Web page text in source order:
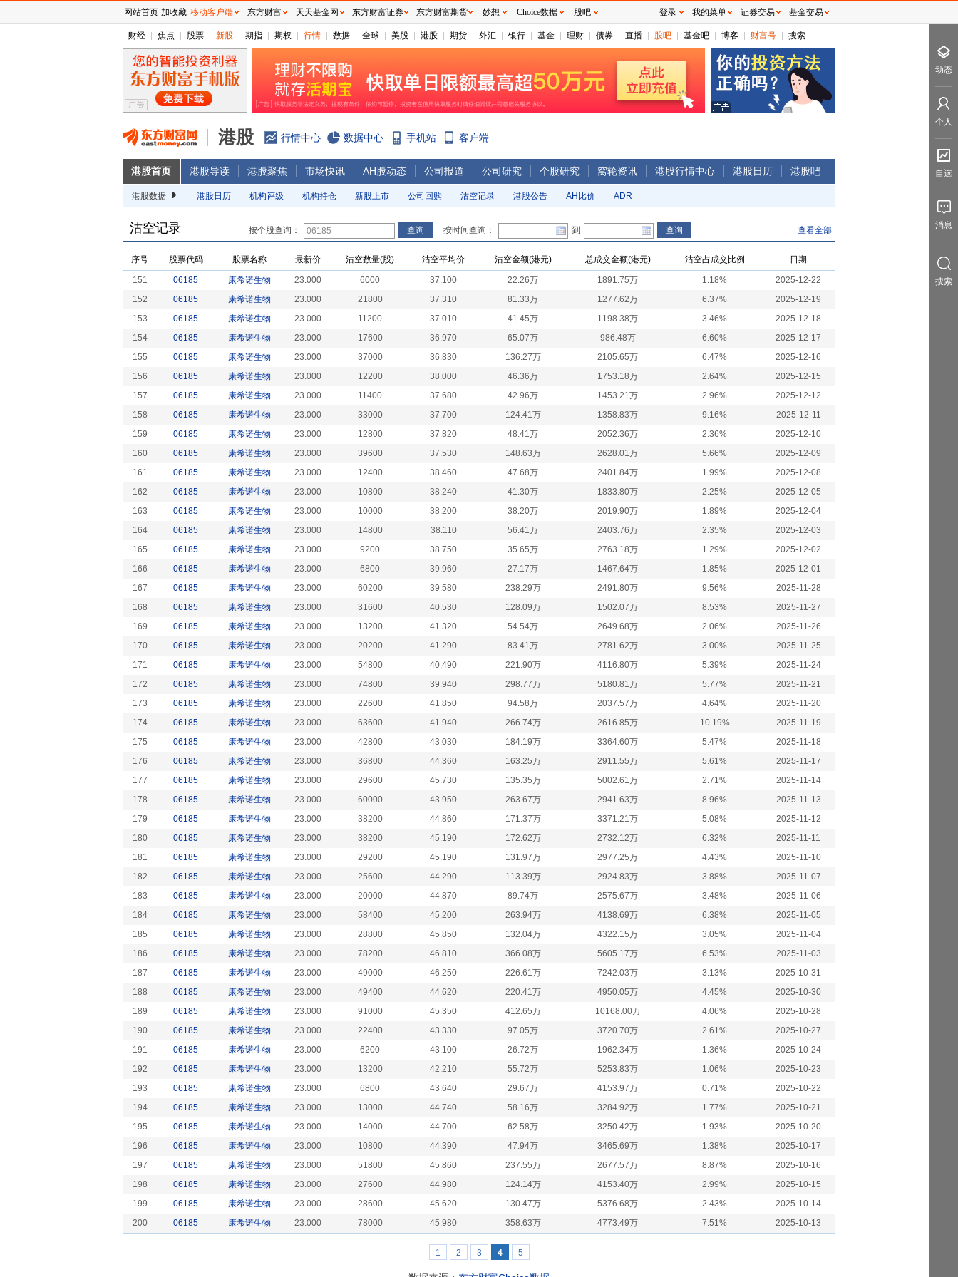
财经 焦点 股票 新股 期指 期权 行情 数据 全球 美股 港股 期货 外汇 银行 基金 理财 债券 直播 股吧 基金吧 博客 财富号 搜索
港股 行情中心 数据中心 手机站 客户端
港股首页 港股导读 港股聚焦 市场快讯 AH股动态 公司报道 公司研究 个股研究 窝轮资讯 港股行情中心 港股日历 港股吧
港股数据 港股日历 机构评级 机构持仓 新股上市 公司回购 沽空记录 港股公告 AH比价 ADR
沽空记录 按个股查询： 按时间查询： 到 查看全部
序号 股票代码 股票名称 最新价 沽空数量(股) 沽空平均价 沽空金额(港元) 总成交金额(港元) 沽空占成交比例 日期
151 06185 康希诺生物 23.000 6000 37.100 22.26万 1891.75万 1.18%
2025-12-22
152
06185 康希诺生物 23.000 21800 37.310 81.33万 1277.62万 6.37%
2025-12-19
153
06185 康希诺生物 23.000 11200 37.010 41.45万 1198.38万 3.46%
2025-12-18
154
06185 康希诺生物 23.000 17600 36.970 65.07万 986.48万 6.60%
2025-12-17
155
06185 康希诺生物 23.000 37000 36.830 136.27万 2105.65万 6.47%
2025-12-16
156
06185 康希诺生物 23.000 12200 38.000 46.36万 1753.18万 2.64%
2025-12-15
157
06185 康希诺生物 23.000 11400 37.680 42.96万 1453.21万 2.96%
2025-12-12
158
06185 康希诺生物 23.000 33000 37.700 124.41万 1358.83万 9.16%
2025-12-11
159
06185 康希诺生物 23.000 12800 37.820 48.41万 2052.36万 2.36%
2025-12-10
160
06185 康希诺生物 23.000 39600 37.530 148.63万 2628.01万 5.66%
2025-12-09
161
06185 康希诺生物 23.000 12400 38.460 47.68万 2401.84万 1.99%
2025-12-08
162
06185 康希诺生物 23.000 10800 38.240 41.30万 1833.80万 2.25%
2025-12-05
163
06185 康希诺生物 23.000 10000 38.200 38.20万 2019.90万 1.89%
2025-12-04
164
06185 康希诺生物 23.000 14800 38.110 56.41万 2403.76万 2.35%
2025-12-03
165
06185 康希诺生物 23.000 9200 38.750 35.65万 2763.18万 1.29%
2025-12-02
166
06185 康希诺生物 23.000 6800 39.960 27.17万 1467.64万 1.85%
2025-12-01
167
06185 康希诺生物 23.000 60200 39.580 238.29万 2491.80万 9.56%
2025-11-28
168
06185 康希诺生物 23.000 31600 40.530 128.09万 1502.07万 8.53%
2025-11-27
169
06185 康希诺生物 23.000 13200 41.320 54.54万 2649.68万 2.06%
2025-11-26
170
06185 康希诺生物 23.000 20200 41.290 83.41万 2781.62万 3.00%
2025-11-25
171
06185 康希诺生物 23.000 54800 40.490 221.90万 4116.80万 5.39%
2025-11-24
172
06185 康希诺生物 23.000 74800 39.940 298.77万 5180.81万 5.77%
2025-11-21
173
06185 康希诺生物 23.000 22600 41.850 94.58万 2037.57万 4.64%
2025-11-20
174
06185 康希诺生物 23.000 63600 41.940 266.74万 2616.85万 10.19%
2025-11-19
175
06185 康希诺生物 23.000 42800 43.030 184.19万 3364.60万 5.47%
2025-11-18
176
06185 康希诺生物 23.000 36800 44.360 163.25万 2911.55万 5.61%
2025-11-17
177
06185 康希诺生物 23.000 29600 45.730 135.35万 5002.61万 2.71%
2025-11-14
178
06185 康希诺生物 23.000 60000 43.950 263.67万 2941.63万 8.96%
2025-11-13
179
06185 康希诺生物 23.000 38200 44.860 171.37万 3371.21万 5.08%
2025-11-12
180
06185 康希诺生物 23.000 38200 45.190 172.62万 2732.12万 6.32%
2025-11-11
181
06185 康希诺生物 23.000 29200 45.190 131.97万 2977.25万 4.43%
2025-11-10
182
06185 康希诺生物 23.000 25600 44.290 113.39万 2924.83万 3.88%
2025-11-07
183
06185 康希诺生物 23.000 20000 44.870 89.74万 2575.67万 3.48%
2025-11-06
184
06185 康希诺生物 23.000 58400 45.200 263.94万 4138.69万 6.38%
2025-11-05
185
06185 康希诺生物 23.000 28800 45.850 132.04万 4322.15万 3.05%
2025-11-04
186
06185 康希诺生物 23.000 78200 46.810 366.08万 5605.17万 6.53%
2025-11-03
187
06185 康希诺生物 23.000 49000 46.250 226.61万 7242.03万 3.13%
2025-10-31
188
06185 康希诺生物 23.000 49400 44.620 220.41万 4950.05万 4.45%
2025-10-30
189
06185 康希诺生物 23.000 91000 45.350 412.65万 10168.00万 4.06%
2025-10-28
190
06185 康希诺生物 23.000 22400 43.330 97.05万 3720.70万 2.61%
2025-10-27
191
06185 康希诺生物 23.000 6200 43.100 26.72万 1962.34万 1.36%
2025-10-24
192
06185 康希诺生物 23.000 13200 42.210 55.72万 5253.83万 1.06%
2025-10-23
193
06185 康希诺生物 23.000 6800 43.640 29.67万 4153.97万 0.71%
2025-10-22
194
06185 康希诺生物 23.000 13000 44.740 58.16万 3284.92万 1.77%
2025-10-21
195
06185 康希诺生物 23.000 14000 44.700 62.58万 3250.42万 1.93%
2025-10-20
196
06185 康希诺生物 23.000 10800 44.390 47.94万 3465.69万 1.38%
2025-10-17
197
06185 康希诺生物 23.000 51800 45.860 237.55万 2677.57万 8.87%
2025-10-16
198
06185 康希诺生物 23.000 27600 44.980 124.14万 4153.40万 2.99%
2025-10-15
199
06185 康希诺生物 23.000 28600 45.620 130.47万 5376.68万 2.43%
2025-10-14
200
06185 康希诺生物 23.000 78000 45.980 358.63万 4773.49万 7.51% 2025-10-13
1 2 3 4 5
网站首页 加收藏 移动客户端 东方财富 天天基金网 东方财富证券 东方财富期货 妙想 Choice数据 股吧 登录 我的菜单 证券交易 基金交易
动态
个人
自选
消息
搜索